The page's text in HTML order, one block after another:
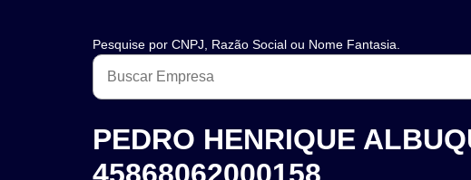
Pesquise por CNPJ, Razão Social ou Nome Fantasia.
PEDRO HENRIQUE